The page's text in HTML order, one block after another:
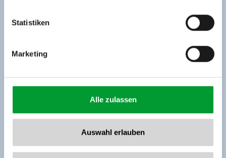
www.zillertalarena.com
Statistiken
Marketing
Alle zulassen
Auswahl erlauben
First Name *
Last Name *
Email *
Phone (for Feedback)
Message